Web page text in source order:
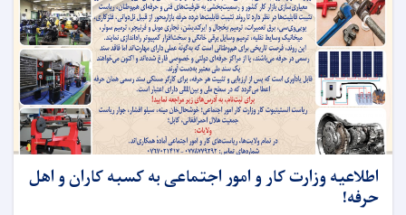
اطلاعیه وزارت کار و امور اجتماعی به کسبه کاران و اهل
حرفه!